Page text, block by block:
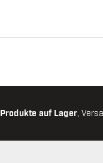
Produkte auf Lager,